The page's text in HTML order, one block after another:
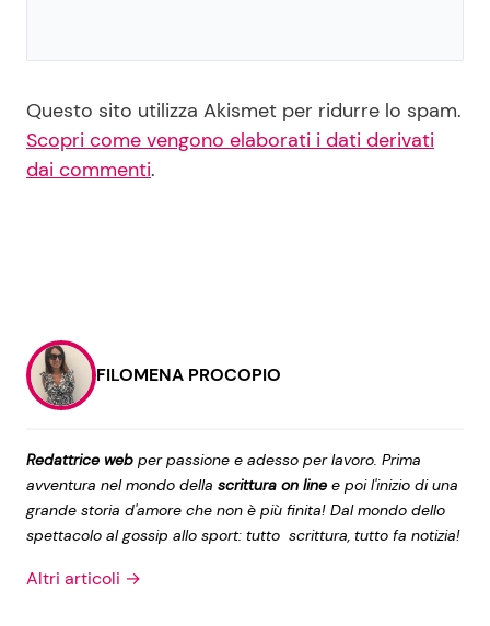
Questo sito utilizza Akismet per ridurre lo spam.
Scopri come vengono elaborati i dati derivati
dai commenti.
FILOMENA PROCOPIO
Redattrice web per passione e adesso per lavoro. Prima
avventura nel mondo della scrittura on line e poi l'inizio di una
grande storia d'amore che non è più finita! Dal mondo dello
spettacolo al gossip allo sport: tutto scrittura, tutto fa notizia!
Altri articoli →